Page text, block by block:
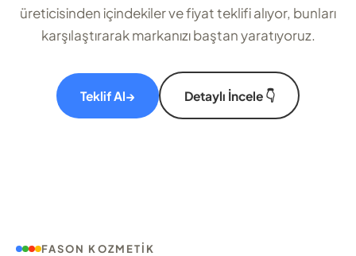
üreticisinden içindekiler ve fiyat teklifi alıyor, bunları
karşılaştırarak markanızı baştan yaratıyoruz.
Teklif Al→ Detaylı İncele 👇
FASON KOZMETIK